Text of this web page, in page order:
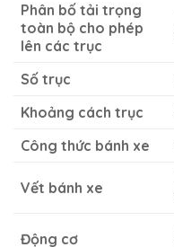
Phân bố tải trọng
toàn bộ cho phép
lên các trục
Số trục
Khoảng cách trục
Công thức bánh xe
Vết bánh xe
Động cơ